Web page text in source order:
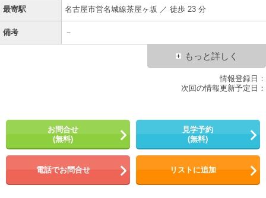
最寄駅 名古屋市営名城線茶屋ヶ坂 ／ 徒歩 23 分
備考 －
もっと詳しく
情報登録日：
次回の情報更新予定日：
お問合せ
(無料)
見学予約
(無料)
電話でお問合せ リストに追加